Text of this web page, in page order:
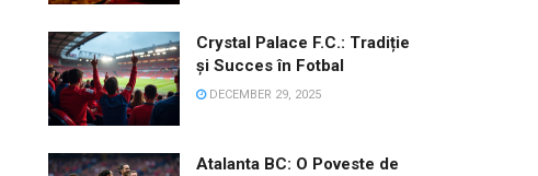
Crystal Palace F.C.: Tradiție
și Succes în Fotbal
DECEMBER 29, 2025
Atalanta BC: O Poveste de